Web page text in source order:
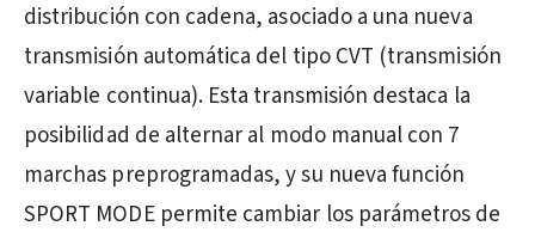
distribución con cadena, asociado a una nueva
transmisión automática del tipo CVT (transmisión
variable continua). Esta transmisión destaca la
posibilidad de alternar al modo manual con 7
marchas preprogramadas, y su nueva función
SPORT MODE permite cambiar los parámetros de